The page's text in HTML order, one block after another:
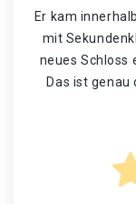
Er kam
mit
neues Schloss
Das ist genau